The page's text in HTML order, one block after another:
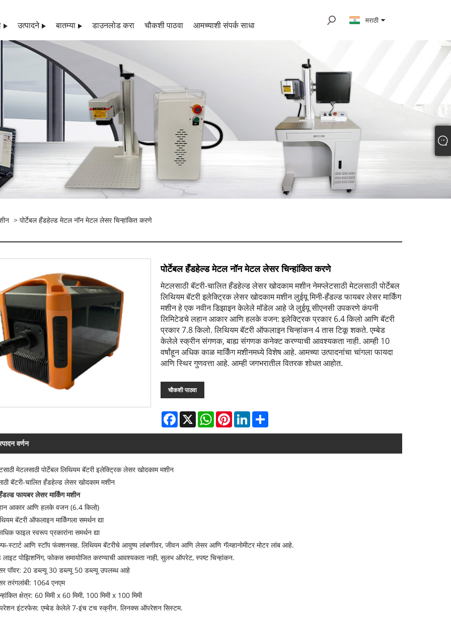
उत्पादने बातम्या डाउनलोड करा चौकशी पाठवा आमच्याशी संपर्क साधा मराठी
> पोर्टेबल हँडहेल्ड मेटल नॉन मेटल लेसर चिन्हांकित करणे
पोर्टेबल हँडहेल्ड मेटल नॉन मेटल लेसर चिन्हांकित करणे
मेटलसाठी बॅटरी-चालित हँडहेल्ड लेसर खोदकाम मशीन नेमप्लेटसाठी मेटलसाठी पोर्टेबल
लिथियम बॅटरी इलेक्ट्रिक लेसर खोदकाम मशीन लुईयू मिनी-हँडल्ड फायबर लेसर मार्किंग
मशीन हे एक नवीन डिझाइन केलेले मॉडेल आहे जे लुईयू सीएनसी उपकरणे कंपनी
लिमिटेडचे ​​लहान आकार आणि हलके वजन: इलेक्ट्रिक प्रकार 6.4 किलो आणि बॅटरी
प्रकार 7.8 किलो. लिथियम बॅटरी ऑफलाइन चिन्हांकन 4 तास टिकू शकते. एम्बेड
केलेले स्क्रीन संगणक, बाह्य संगणक कनेक्ट करण्याची आवश्यकता नाही. आम्ही 10
वर्षांहून अधिक काळ मार्किंग मशीनमध्ये विशेष आहे. आमच्या उत्पादनांचा चांगला फायदा
आणि स्थिर गुणवत्ता आहे. आम्ही जगभरातील वितरक शोधत आहोत.
चौकशी पाठवा
Facebook
X WhatsAppPinterestLinkedInShare
वर्णन
मेटलसाठी पोर्टेबल लिथियम बॅटरी इलेक्ट्रिक लेसर खोदकाम मशीन
बॅटरी-चालित हँडहेल्ड लेसर खोदकाम मशीन
फायबर लेसर मार्किंग मशीन
आकार आणि हलके वजन (6.4 किलो)
बॅटरी ऑफलाइन मार्किंगला समर्थन द्या
फाइल स्वरूप प्रकारांना समर्थन द्या
स्टार्ट आणि स्टॉप फंक्शनसह. लिथियम बॅटरीचे आयुष्य लांबणीवर, जीवन आणि लेसर आणि गॅल्व्हानोमीटर मोटर लांब आहे.
पोझिशनिंग, फोकस समायोजित करण्याची आवश्यकता नाही, सुलभ ऑपरेट, स्पष्ट चिन्हांकन.
पॉवर: 20 डब्ल्यू 30 डब्ल्यू 50 डब्ल्यू उपलब्ध आहे
तरंगलांबी: 1064 एनएम
क्षेत्र: 60 मिमी x 60 मिमी, 100 मिमी x 100 मिमी
इंटरफेस: एम्बेड केलेले 7-इंच टच स्क्रीन. लिनक्स ऑपरेशन सिस्टम.